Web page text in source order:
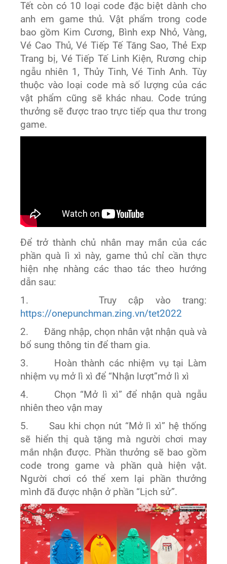
Tết còn có 10 loại code đặc biệt dành cho
anh em game thủ. Vật phẩm trong code
bao gồm Kim Cương, Bình exp Nhỏ, Vàng,
Vé Cao Thủ, Vé Tiếp Tế Tăng Sao, Thẻ Exp
Trang bị, Vé Tiếp Tế Linh Kiện, Rương chip
ngẫu nhiên 1, Thủy Tinh, Vé Tinh Anh. Tùy
thuộc vào loại code mà số lượng của các
vật phẩm cũng sẽ khác nhau. Code trúng
thưởng sẽ được trao trực tiếp qua thư trong
game.
Để trở thành chủ nhân may mắn của các
phần quà lì xì này, game thủ chỉ cần thực
hiện nhẹ nhàng các thao tác theo hướng
dẫn sau:
1. Truy cập vào trang:
https://onepunchman.zing.vn/tet2022
2. Đăng nhập, chọn nhân vật nhận quà và
bổ sung thông tin để tham gia.
3. Hoàn thành các nhiệm vụ tại Làm
nhiệm vụ mở lì xì để “Nhận lượt”mở lì xì
4. Chọn “Mở lì xì” để nhận quà ngẫu
nhiên theo vận may
5. Sau khi chọn nút “Mở lì xì” hệ thống
sẽ hiển thị quà tặng mà người chơi may
mắn nhận được. Phần thưởng sẽ bao gồm
code trong game và phần quà hiện vật.
Người chơi có thể xem lại phần thưởng
mình đã được nhận ở phần “Lịch sử”.